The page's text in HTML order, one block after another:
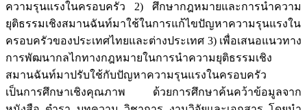
ความรุนแรงในครอบครัว 2) ศึกษากฎหมายและการนำความ
ยุติธรรมเชิงสมานฉันท์มาใช้ในการแก้ไขปัญหาความรุนแรงใน
ครอบครัวของประเทศไทยและต่างประเทศ 3) เพื่อเสนอแนวทาง
การพัฒนากลไกทางกฎหมายในการนำความยุติธรรมเชิง
สมานฉันท์มาปรับใช้กับปัญหาความรุนแรงในครอบครัว
เป็นการศึกษาเชิงคุณภาพ ด้วยการศึกษาค้นคว้าข้อมูลจาก